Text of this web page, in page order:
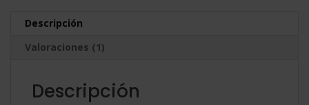
Forense
cantidad
Descripción
Valoraciones (1)
Descripción